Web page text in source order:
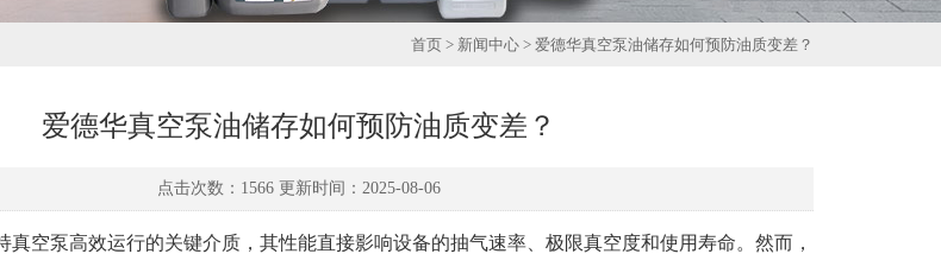
首页 > 新闻中心 > 爱德华真空泵油储存如何预防油质变差？
爱德华真空泵油储存如何预防油质变差？
点击次数：1566 更新时间：2025-08-06
真空泵高效运行的关键介质，其性能直接影响设备的抽气速率、极限真空度和使用寿命。然而，